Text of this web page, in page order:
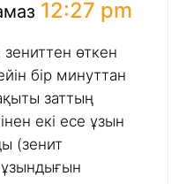
12:27 pm
өткен
бір минуттан
заттың
екі есе ұзын
(зенит